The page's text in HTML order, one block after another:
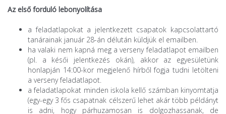
Az első forduló lebonyolítása
a feladatlapokat a jelentkezett csapatok kapcsolattartó
tanárainak január 28-án délután küldjük el emailben.
ha valaki nem kapná meg a verseny feladatlapot emailben
(pl. a késői jelentkezés okán), akkor az egyesületünk
honlapján 14:00-kor megjelenő hírből fogja tudni letölteni
a verseny feladatlapot.
a feladatlapokat minden iskola kellő számban kinyomtatja
(egy-egy 3 fős csapatnak célszerű lehet akár több példányt
is adni, hogy párhuzamosan is dolgozhassanak, de